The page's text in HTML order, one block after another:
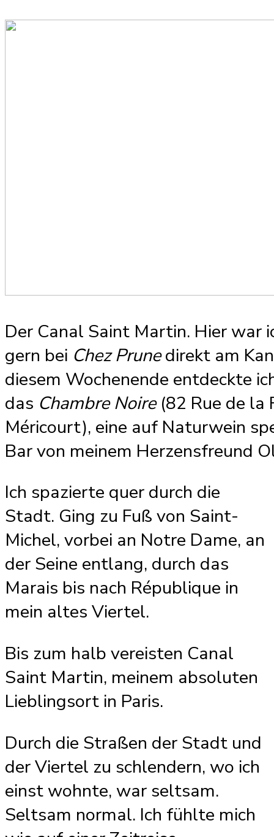
Der Canal Saint Martin. Hier war
gern bei Chez Prunedirekt am
diesem Wochenende entdeckte
das Chambre Noire(82 Rue de la
Méricourt), eine auf Naturwein
Bar von meinem Herzensfreund
Ich spazierte quer durch die
Stadt. Ging zu Fuß von Saint-
Michel, vorbei an Notre Dame, an
der Seine entlang, durch das
Marais bis nach République in
mein altes Viertel.
Bis zum halb vereisten Canal
Saint Martin, meinem absoluten
Lieblingsort in Paris.
Durch die Straßen der Stadt und
der Viertel zu schlendern, wo ich
einst wohnte, war seltsam.
Seltsam normal. Ich fühlte mich